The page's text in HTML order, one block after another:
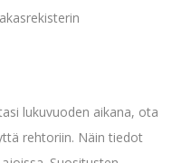
lukuvuoden aikana, ota
rehtoriin. Näin tiedot